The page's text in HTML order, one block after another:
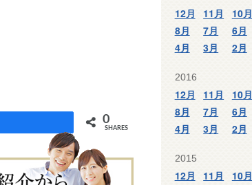
0
SHARES
12月 11月 10月
8月
7月 6月
4月
3月 2月
2016
12月 11月 10月
8月
7月 6月
4月
3月 2月
2015
12月 11月 10月